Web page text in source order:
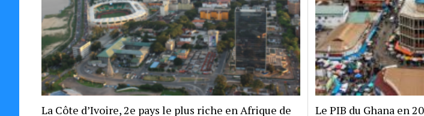
La Côte d’Ivoire, 2e pays le plus riche en Afrique de
Le PIB du Ghana en